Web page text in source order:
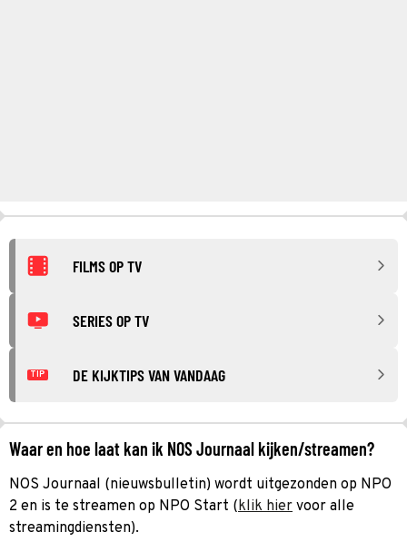
FILMS OP TV
SERIES OP TV
TIP DE KIJKTIPS VAN VANDAAG
Waar en hoe laat kan ik NOS Journaal kijken/streamen?
NOS Journaal (nieuwsbulletin) wordt uitgezonden op NPO
2 en is te streamen op NPO Start (klik hier voor alle
streamingdiensten).